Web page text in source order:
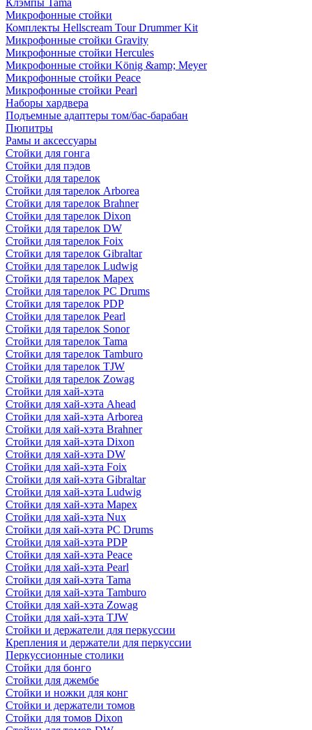
Клэмпы Tama
Микрофонные стойки
Комплекты Hellscream Tour Drummer Kit
Микрофонные стойки Gravity
Микрофонные стойки Hercules
Микрофонные стойки König &amp; Meyer
Микрофонные стойки Peace
Микрофонные стойки Pearl
Наборы хардвера
Подъемные адаптеры том/бас-барабан
Пюпитры
Рамы и аксессуары
Стойки для гонга
Стойки для пэдов
Стойки для тарелок
Стойки для тарелок Arborea
Стойки для тарелок Brahner
Стойки для тарелок Dixon
Стойки для тарелок DW
Стойки для тарелок Foix
Стойки для тарелок Gibraltar
Стойки для тарелок Ludwig
Стойки для тарелок Mapex
Стойки для тарелок PC Drums
Стойки для тарелок PDP
Стойки для тарелок Pearl
Стойки для тарелок Sonor
Стойки для тарелок Tama
Стойки для тарелок Tamburo
Стойки для тарелок TJW
Стойки для тарелок Zowag
Стойки для хай-хэта
Стойки для хай-хэта Ahead
Стойки для хай-хэта Arborea
Стойки для хай-хэта Brahner
Стойки для хай-хэта Dixon
Стойки для хай-хэта DW
Стойки для хай-хэта Foix
Стойки для хай-хэта Gibraltar
Стойки для хай-хэта Ludwig
Стойки для хай-хэта Mapex
Стойки для хай-хэта Nux
Стойки для хай-хэта PC Drums
Стойки для хай-хэта PDP
Стойки для хай-хэта Peace
Стойки для хай-хэта Pearl
Стойки для хай-хэта Tama
Стойки для хай-хэта Tamburo
Стойки для хай-хэта Zowag
Стойки для хай-хэта TJW
Стойки и держатели для перкуссии
Крепления и держатели для перкуссии
Перкуссионные столики
Стойки для бонго
Стойки для джембе
Стойки и ножки для конг
Стойки и держатели томов
Стойки для томов Dixon